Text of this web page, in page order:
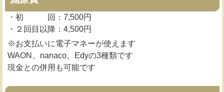
・初 回：7,500円
・２回目以降：4,500円
※お支払いに電子マネーが使えます
WAON、nanaco、Edyの3種類です
現金との併用も可能です